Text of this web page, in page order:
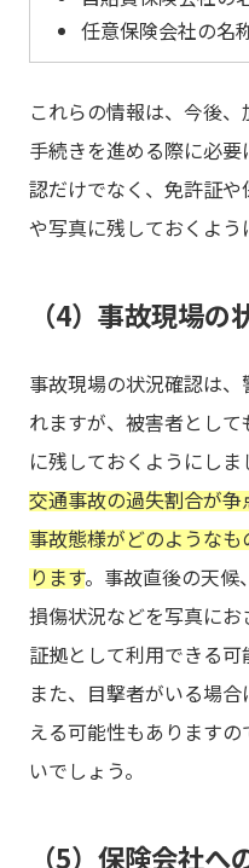
任意保険会社の名
これらの情報は、今後
手続きを進める際に必
認だけでなく、免許証
や写真に残しておくよう
（4）事故現場の
事故現場の状況確認は
れますが、被害者とし
に残しておくようにしま
交通事故の過失割合が
事故態様がどのような
ります。事故直後の天候
損傷状況などを写真に
証拠として利用できる可
また、目撃者がいる場
える可能性もあります
いでしょう。
（5）保険会社へ